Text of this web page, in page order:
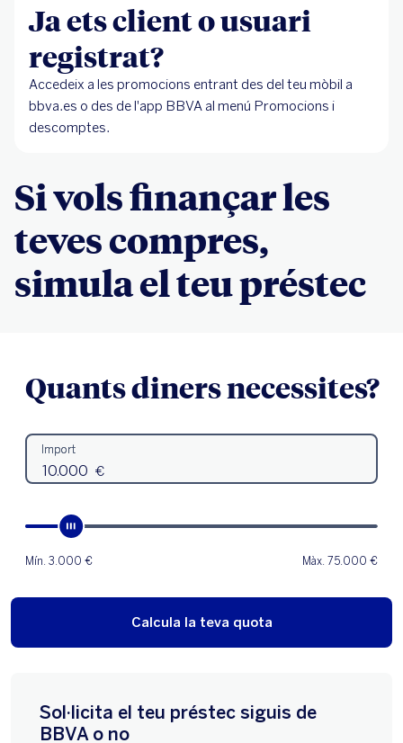
Ja ets client o usuari
registrat?
Accedeix a les promocions entrant des del teu mòbil a
bbva.es o des de l'app BBVA al menú Promocions i
descomptes.
Si vols finançar les
teves compres,
simula el teu préstec